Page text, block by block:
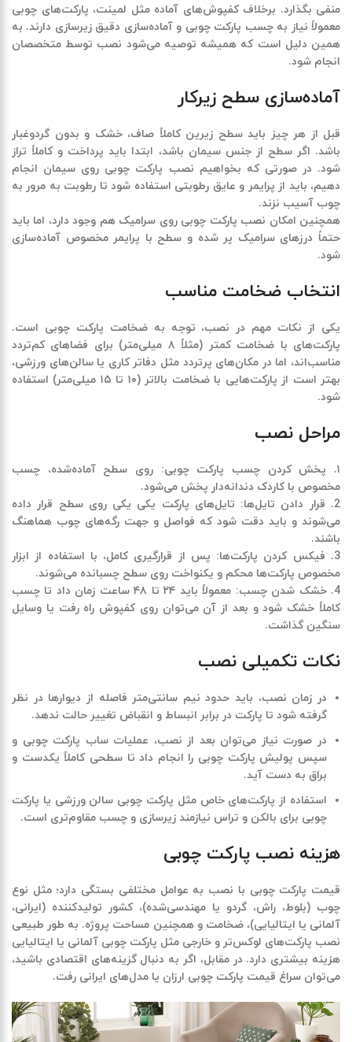
منفی بگذارد. برخلاف کفپوش‌های آماده مثل لمینت، پارکت‌های چوبی
معمولاً نیاز به چسب پارکت چوبی و آماده‌سازی دقیق زیرسازی دارند. به
همین دلیل است که همیشه توصیه می‌شود نصب توسط متخصصان
انجام شود.
آماده‌سازی سطح زیرکار
قبل از هر چیز باید سطح زیرین کاملاً صاف، خشک و بدون گردوغبار
باشد. اگر سطح از جنس سیمان باشد، ابتدا باید پرداخت و کاملاً تراز
شود. در صورتی که بخواهیم نصب پارکت چوبی روی سیمان انجام
دهیم، باید از پرایمر و عایق رطوبتی استفاده شود تا رطوبت به مرور به
چوب آسیب نزند.
همچنین امکان نصب پارکت چوبی روی سرامیک هم وجود دارد، اما باید
حتماً درزهای سرامیک پر شده و سطح با پرایمر مخصوص آماده‌سازی
شود.
انتخاب ضخامت مناسب
یکی از نکات مهم در نصب، توجه به ضخامت پارکت چوبی است.
پارکت‌های با ضخامت کمتر (مثلاً ۸ میلی‌متر) برای فضاهای کم‌تردد
مناسب‌اند، اما در مکان‌های پرتردد مثل دفاتر کاری یا سالن‌های ورزشی،
بهتر است از پارکت‌هایی با ضخامت بالاتر (۱۰ تا ۱۵ میلی‌متر) استفاده
شود.
مراحل نصب
۱. پخش کردن چسب پارکت چوبی: روی سطح آماده‌شده، چسب
مخصوص با کاردک دندانه‌دار پخش می‌شود.
2.
قرار دادن تایل‌ها: تایل‌های پارکت یکی یکی روی سطح قرار داده
می‌شوند و باید دقت شود که فواصل و جهت رگه‌های چوب هماهنگ
باشند.
3.
فیکس کردن پارکت‌ها: پس از قرارگیری کامل، با استفاده از ابزار
مخصوص پارکت‌ها محکم و یکنواخت روی سطح چسبانده می‌شوند.
4. خشک شدن چسب: معمولاً باید ۲۴تا ۴۸ساعت زمان داد تا چسب
کاملاً خشک شود و بعد از آن می‌توان روی کفپوش راه رفت یا وسایل
سنگین گذاشت.
نکات تکمیلی نصب
در زمان نصب، باید حدود نیم سانتی‌متر فاصله از دیوارها در نظر
گرفته شود تا پارکت در برابر انبساط و انقباض تغییر حالت ندهد.
در صورت نیاز می‌توان بعد از نصب، عملیات ساب پارکت چوبی و
سپس پولیش پارکت چوبی را انجام داد تا سطحی کاملاً یکدست و
براق به دست آید.
استفاده از پارکت‌های خاص مثل پارکت چوبی سالن ورزشی یا پارکت
چوبی برای بالکن و تراس نیازمند زیرسازی و چسب مقاوم‌تری است.
هزینه نصب پارکت چوبی
قیمت پارکت چوبی با نصب به عوامل مختلفی بستگی دارد؛ مثل نوع
چوب (بلوط، راش، گردو یا مهندسی‌شده)، کشور تولیدکننده (ایرانی،
آلمانی یا ایتالیایی)، ضخامت و همچنین مساحت پروژه. به طور طبیعی
نصب پارکت‌های لوکس‌تر و خارجی مثل پارکت چوبی آلمانی یا ایتالیایی
هزینه بیشتری دارد. در مقابل، اگر به دنبال گزینه‌های اقتصادی باشید،
می‌توان سراغ قیمت پارکت چوبی ارزان یا مدل‌های ایرانی رفت.